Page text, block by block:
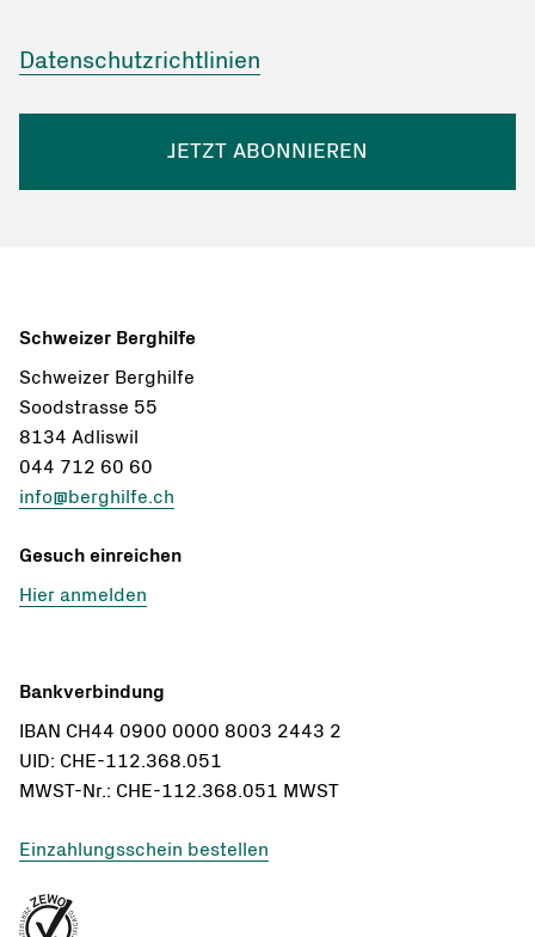
Datenschutzrichtlinien
JETZT ABONNIEREN
Schweizer Berghilfe
Schweizer Berghilfe
Soodstrasse 55
8134 Adliswil
044 712 60 60
info@berghilfe.ch
Gesuch einreichen
Hier anmelden
Bankverbindung
IBAN CH44 0900 0000 8003 2443 2
UID: CHE-112.368.051
MWST-Nr.: CHE-112.368.051 MWST
Einzahlungsschein bestellen